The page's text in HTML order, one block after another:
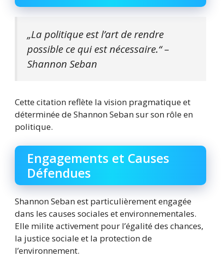
„La politique est l’art de rendre
possible ce qui est nécessaire.“ –
Shannon Seban
Cette citation reflète la vision pragmatique et
déterminée de Shannon Seban sur son rôle en
politique.
Engagements et Causes
Défendues
Shannon Seban est particulièrement engagée
dans les causes sociales et environnementales.
Elle milite activement pour l’égalité des chances,
la justice sociale et la protection de
l’environnement.